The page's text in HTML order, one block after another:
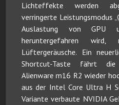
Lichteffekte werden
verringerte Leistungsmodus
Auslastung von GPU
heruntergefahren wird,
Lüftergeräusche. Ein
Shortcut-Taste fährt die
Alienware m16 R2 wieder
aus der Intel Core Ultra H
Variante verbaute NVIDIA